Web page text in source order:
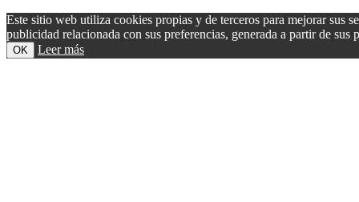
Este sitio web utiliza cookies propias y de terceros para mejorar sus
publicidad relacionada con sus preferencias, generada a partir de
OK Leer más